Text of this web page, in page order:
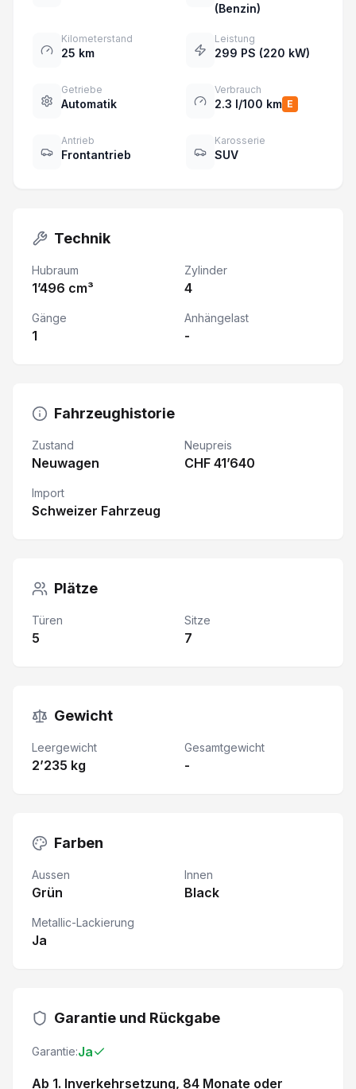
(Benzin)
Kilometerstand
25 km
Leistung
299 PS (220 kW)
Getriebe
Automatik
Verbrauch
2.3 l/100 km E
Antrieb
Frontantrieb
Karosserie
SUV
Technik
Hubraum
1’496 cm³
Zylinder
4
Gänge
1
Anhängelast
-
Fahrzeughistorie
Zustand
Neuwagen
Neupreis
CHF 41’640
Import
Schweizer Fahrzeug
Plätze
Türen
5
Sitze
7
Gewicht
Leergewicht
2’235 kg
Gesamtgewicht
-
Farben
Aussen
Grün
Innen
Black
Metallic-Lackierung
Ja
Garantie und Rückgabe
Garantie:Ja
Ab 1. Inverkehrsetzung, 84 Monate oder